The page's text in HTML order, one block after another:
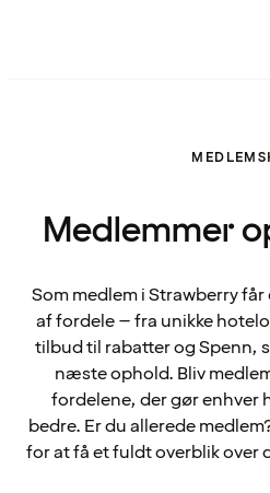
Medlemmer
Som medlem i Strawberry
af fordele – fra unikke
tilbud til rabatter og Spenn,
næste ophold. Bliv
fordelene, der gør enhver
bedre. Er du allerede
for at få et fuldt overblik